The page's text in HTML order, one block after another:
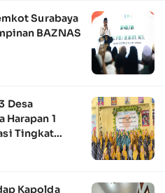
Surabaya
BAZNAS
Desa
Harapan 1
Tingkat
Kapolda